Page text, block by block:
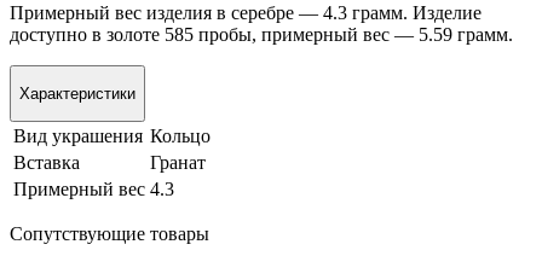
Примерный вес изделия в серебре — 4.3 грамм. Изделие
доступно в золоте 585 пробы, примерный вес — 5.59 грамм.
Характеристики
Вид украшения Кольцо
Вставка
Гранат
Примерный вес 4.3
Сопутствующие товары